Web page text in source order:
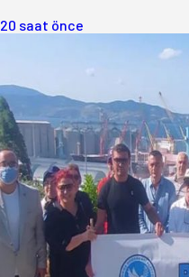
20 saat önce